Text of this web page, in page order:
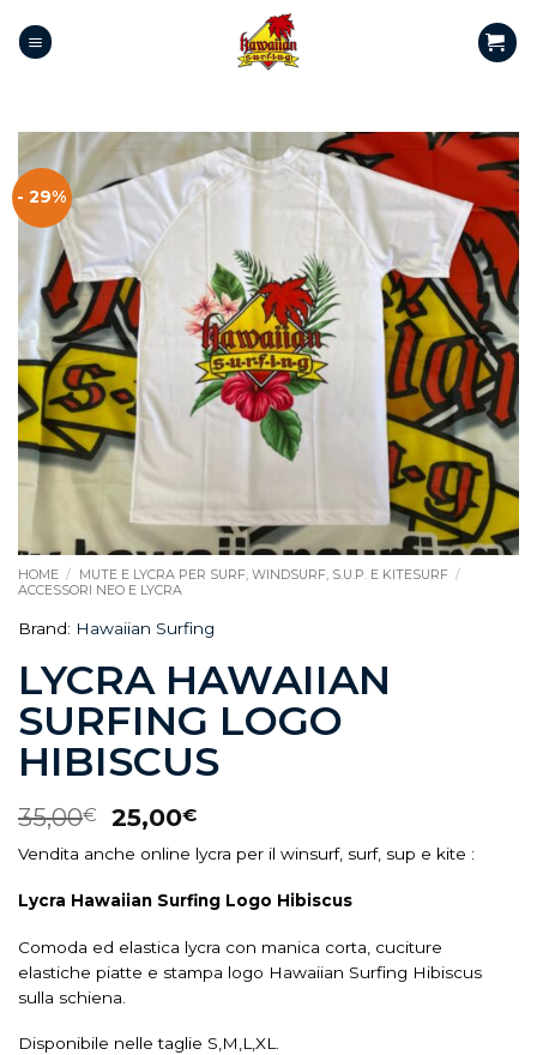
- 29%
HOME / MUTE E LYCRA PER SURF, WINDSURF, S.U.P. E KITESURF /
ACCESSORI NEO E LYCRA
Brand: Hawaiian Surfing
LYCRA HAWAIIAN
SURFING LOGO
HIBISCUS
35,00€ 25,00€
Vendita anche online lycra per il winsurf, surf, sup e kite :
Lycra Hawaiian Surfing Logo Hibiscus
Comoda ed elastica lycra con manica corta, cuciture
elastiche piatte e stampa logo Hawaiian Surfing Hibiscus
sulla schiena.
Disponibile nelle taglie S,M,L,XL.